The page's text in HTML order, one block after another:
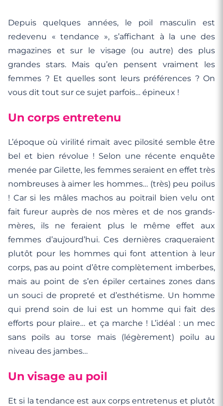
Depuis quelques années, le poil masculin est
redevenu « tendance », s’affichant à la une des
magazines et sur le visage (ou autre) des plus
grandes stars. Mais qu’en pensent vraiment les
femmes ? Et quelles sont leurs préférences ? On
vous dit tout sur ce sujet parfois… épineux !
Un corps entretenu
L’époque où virilité rimait avec pilosité semble être
bel et bien révolue ! Selon une récente enquête
menée par Gilette, les femmes seraient en effet très
nombreuses à aimer les hommes… (très) peu poilus
! Car si les mâles machos au poitrail bien velu ont
fait fureur auprès de nos mères et de nos grands-
mères, ils ne feraient plus le même effet aux
femmes d’aujourd’hui. Ces dernières craqueraient
plutôt pour les hommes qui font attention à leur
corps, pas au point d’être complètement imberbes,
mais au point de s’en épiler certaines zones dans
un souci de propreté et d’esthétisme. Un homme
qui prend soin de lui est un homme qui fait des
efforts pour plaire… et ça marche ! L’idéal : un mec
sans poils au torse mais (légèrement) poilu au
niveau des jambes…
Un visage au poil
Et si la tendance est aux corps entretenus et plutôt